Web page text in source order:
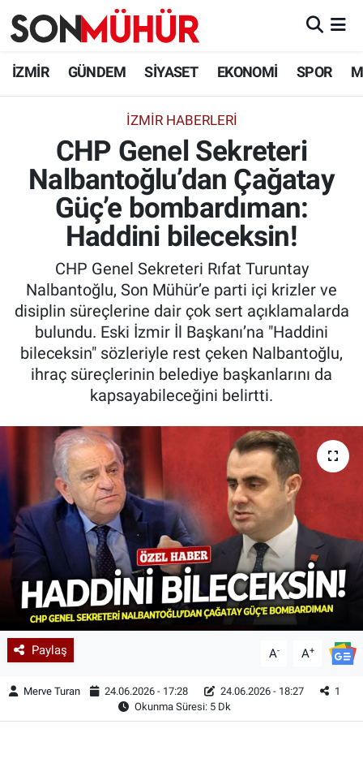
İZMİR GÜNDEM SİYASET EKONOMİ SPOR
İZMIR HABERLERI
CHP Genel Sekreteri
Nalbantoğlu’dan Çağatay
Güç’e bombardıman:
Haddini bileceksin!
CHP Genel Sekreteri Rıfat Turuntay
Nalbantoğlu, Son Mühür’e parti içi krizler ve
disiplin süreçlerine dair çok sert açıklamalarda
bulundu. Eski İzmir İl Başkanı’na "Haddini
bileceksin" sözleriyle rest çeken Nalbantoğlu,
ihraç süreçlerinin belediye başkanlarını da
kapsayabileceğini belirtti.
Paylaş A- A+
Merve Turan 24.06.2026 - 17:28 24.06.2026 - 18:27
1
Okunma Süresi: 5 Dk
İzmir Nöbetçi Eczaneler
İzmir Namaz Vakitleri
İzmir Trafik Yoğunluk Haritası
Süper Lig Puan Durumu ve Fikstür
Tüm Manşetler
Son Dakika Haberleri
Haber Arşivi